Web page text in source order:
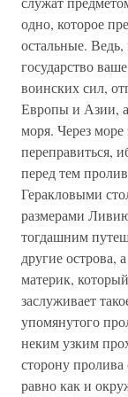
одно, которое
остальные. Ведь,
государство
воинских сил,
Европы и Азии,
моря. Через
переправиться,
перед тем
Геракловыми
размерами
тогдашним
другие острова,
материк,
заслуживает
упомянутого
неким узким
сторону пролива
равно как и